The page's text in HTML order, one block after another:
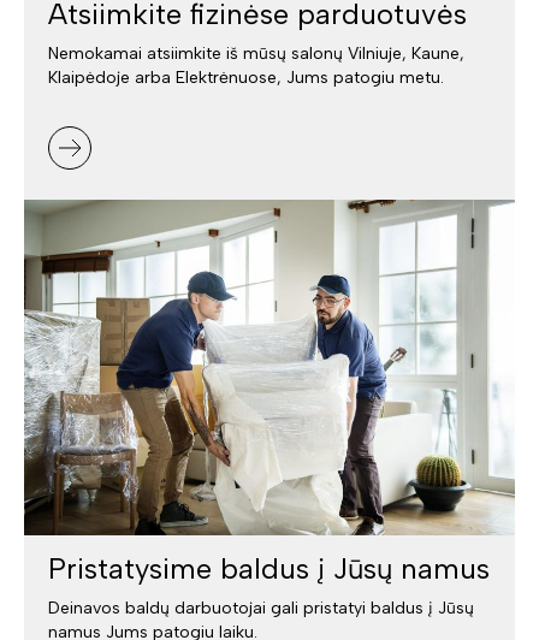
Atsiimkite fizinėse parduotuvės
Nemokamai atsiimkite iš mūsų salonų Vilniuje, Kaune,
Klaipėdoje arba Elektrėnuose, Jums patogiu metu.
Pristatysime baldus į Jūsų namus
Deinavos baldų darbuotojai gali pristatyi baldus į Jūsų
namus Jums patogiu laiku.